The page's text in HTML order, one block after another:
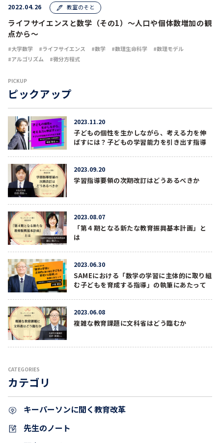
2022.04.26 教室のそと
ライフサイエンスと数学（その1）～人口や個体数増加の観
点から～
大学数学 ライフサイエンス 数学 数理生命科学
数理モデル
アルゴリズム
微分方程式
PICKUP
ピックアップ
2023.11.20
子どもの個性を生かしながら、考える力を伸
ばすには？子どもの学習能力を引き出す指導
2023.09.20
学習指導要領の次期改訂はどうあるべきか
2023.08.07
「第４期となる新たな教育振興基本計画」と
は
2023.06.30
SAMEにおける「数学の学習に主体的に取り組
む子どもを育成する指導」の執筆にあたって
2023.06.08
複雑な教育課題に文科省はどう臨むか
CATEGORIES
カテゴリ
キーパーソンに聞く教育改革
先生のノート